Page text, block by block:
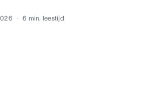
6 min. leestijd